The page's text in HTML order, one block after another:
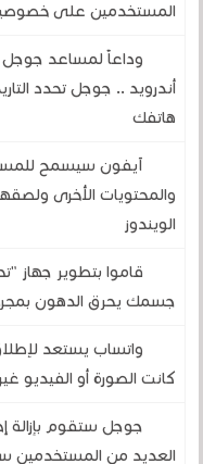
المستخدمين على
أندرويد .. جوجل تحدد
هاتفك
آيفون سيسمح
والمحتويات الأخرى
الويندوز
قاموا بتطوير جهاز
جسمك يحرق الدهون
واتساب يستعد
كانت الصورة أو الفيديو
جوجل ستقوم بإزالة
العديد من المستخدمين